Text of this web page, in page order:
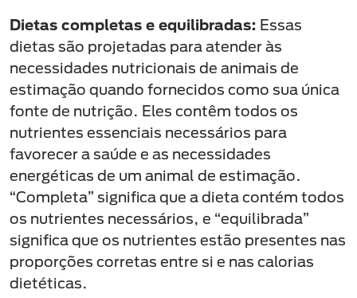
Dietas completas e equilibradas: Essas
dietas são projetadas para atender às
necessidades nutricionais de animais de
estimação quando fornecidos como sua única
fonte de nutrição. Eles contêm todos os
nutrientes essenciais necessários para
favorecer a saúde e as necessidades
energéticas de um animal de estimação.
“Completa” significa que a dieta contém todos
os nutrientes necessários, e “equilibrada”
significa que os nutrientes estão presentes nas
proporções corretas entre si e nas calorias
dietéticas.